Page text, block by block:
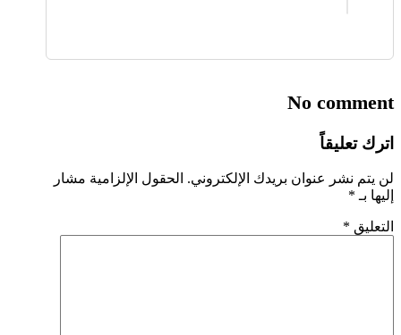
No comment
اترك تعليقاً
لن يتم نشر عنوان بريدك الإلكتروني. الحقول الإلزامية مشار
إليها بـ *
التعليق *